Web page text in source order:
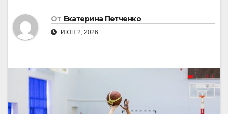
От Екатерина Петченко
ИЮН 2, 2026